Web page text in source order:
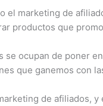
el marketing de
productos que
se ocupan de poner
que ganemos con
de afiliados,